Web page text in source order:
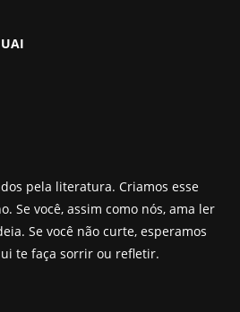
pela literatura. Criamos esse
Se você, assim como nós, ama ler
Se você não curte, esperamos
te faça sorrir ou refletir.